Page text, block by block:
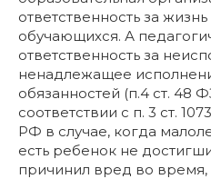
ответственность за
обучающихся. А
ответственность за
ненадлежащее
обязанностей (п.4 ст. 48
соответствии с п. 3 ст.
РФ в случае, когда
есть ребенок не
причинил вред во